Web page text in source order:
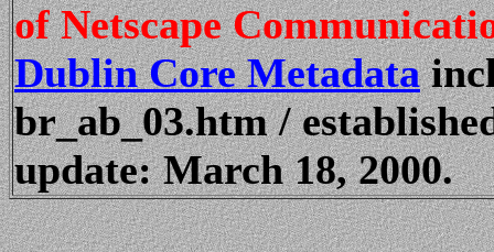
of Netscape
Dublin Core Metadata
br_ab_03.htm /
update: March 18, 2000.